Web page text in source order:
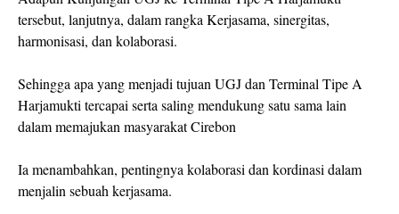
tersebut, lanjutnya, dalam rangka Kerjasama, sinergitas,
harmonisasi, dan kolaborasi.
Sehingga apa yang menjadi tujuan UGJ dan Terminal Tipe A
Harjamukti tercapai serta saling mendukung satu sama lain
dalam memajukan masyarakat Cirebon
Ia menambahkan, pentingnya kolaborasi dan kordinasi dalam
menjalin sebuah kerjasama.